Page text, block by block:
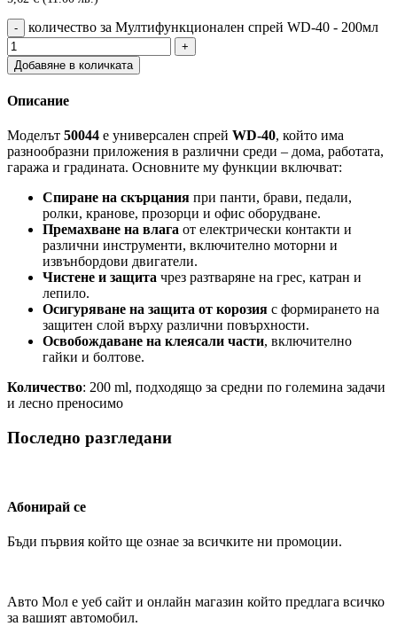
количество за Мултифункционален спрей WD-40 - 200мл
Добавяне в количката
Описание
Моделът 50044 е универсален спрей WD-40, който има
разнообразни приложения в различни среди – дома, работата,
гаража и градината. Основните му функции включват:
Спиране на скърцания при панти, брави, педали,
ролки, кранове, прозорци и офис оборудване.
Премахване на влага от електрически контакти и
различни инструменти, включително моторни и
извънбордови двигатели.
Чистене и защита чрез разтваряне на грес, катран и
лепило.
Осигуряване на защита от корозия с формирането на
защитен слой върху различни повърхности.
Освобождаване на клеясали части, включително
гайки и болтове.
Количество: 200 ml, подходящо за средни по големина задачи
и лесно преносимо
Последно разгледани
Абонирай се
Бъди първия който ще ознае за всичките ни промоции.
Авто Мол е уеб сайт и онлайн магазин който предлага всичко
за вашият автомобил.